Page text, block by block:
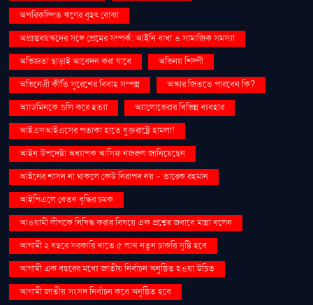
অপরিকল্পিত ঋণের বৃহৎ বোঝা
অপ্রাপ্তবয়স্কদের সঙ্গে প্রেমের সম্পর্ক: আইনি বাধা ও সামাজিক সমস্যা
অভিজ্ঞতা ছাড়াই আবেদন করা যাবে
অভিনয় শিল্পী
অভিনেত্রী কীর্তি সুরেশের বিবাহ সম্পন্ন
অস্কার জিততে পারবেন কি?
অ্যাডমিনকে গুলি করে হত্যা
অ্যালোভেরার বিভিন্ন ব্যবহার
আইএসআইএসের পতাকা হাতে যুক্তরাষ্ট্রে হামলা!
আইন উপদেষ্টা অধ্যাপক আসিফ নজরুল জানিয়েছেন
আইনের শাসন না থাকলে কেউ নিরাপদ নয় - তারেক রহমান
আইপিএলে বেতন বৃদ্ধির চমক
আওয়ামী লীগকে নিষিদ্ধ করার বিষয়ে এক প্রশ্নের জবাবে মান্না বলেন
আগামী ২ বছরে সরকারি খাতে ৫ লাখ নতুন চাকরি সৃষ্টি হবে
আগামী এক বছরের মধ্যে জাতীয় নির্বাচন অনুষ্ঠিত হওয়া উচিত
আগামী জাতীয় সংসদ নির্বাচন কবে অনুষ্ঠিত হবে